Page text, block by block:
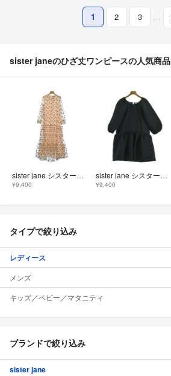
1 2 3 …
sister janeのひざ丈ワンピースの人気商品
sister jane シスタージェーン ワンピース S ピンク 【古着】【中古】【送料無料】
¥9,400
sister jane シスタージェーン ワンピース S 黒 【古着】【中古】【送料無料】
¥9,400
タイプで絞り込み
レディース
メンズ
キッズ／ベビー／マタニティ
ブランドで絞り込み
sister jane